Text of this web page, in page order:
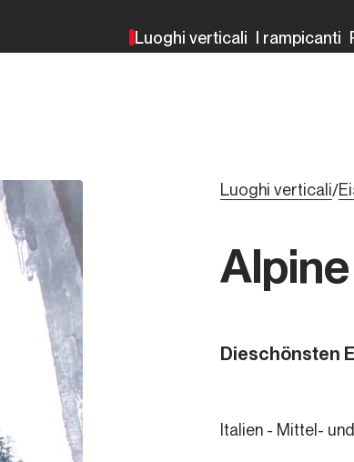
Luoghi verticali I rampicanti
Luoghi verticali/
Dieschönsten
Italien - Mittel-